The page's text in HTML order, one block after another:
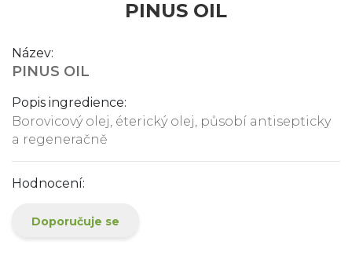
PINUS OIL
Název:
PINUS OIL
Popis ingredience:
Borovicový olej, éterický olej, působí antisepticky
a regeneračně
Hodnocení:
Doporučuje se